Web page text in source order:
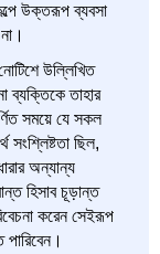
উক্তরূপ ব্যবসা
উল্লিখিত
ব্যক্তিকে তাহার
সময়ে যে সকল
সংশ্লিষ্টতা ছিল,
অন্যান্য
হিসাব চূড়ান্ত
করেন সেইরূপ